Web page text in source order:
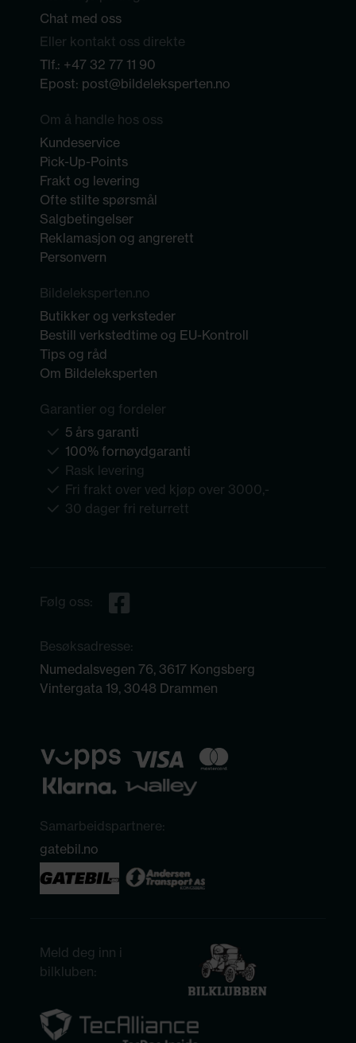
Chat med oss
Eller kontakt oss direkte
Tlf.: +47 32 77 11 90
Epost: post@bildeleksperten.no
Om å handle hos oss
Kundeservice
Pick-Up-Points
Frakt og levering
Ofte stilte spørsmål
Salgbetingelser
Reklamasjon og angrerett
Personvern
Bildeleksperten.no
Butikker og verksteder
Bestill verkstedtime og EU-Kontroll
Tips og råd
Om Bildeleksperten
Garantier og fordeler
5 års garanti
100% fornøydgaranti
Rask levering
Fri frakt over ved kjøp over 3000,-
30 dager fri returrett
Følg oss:
Besøksadresse:
Numedalsvegen 76, 3617 Kongsberg
Vintergata 19, 3048 Drammen
Samarbeidspartnere:
gatebil.no
Meld deg inn i
bilkluben: